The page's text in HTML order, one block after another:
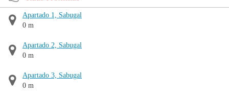
Apartado 1, Sabugal
0 m
Apartado 2, Sabugal
0 m
Apartado 3, Sabugal
0 m